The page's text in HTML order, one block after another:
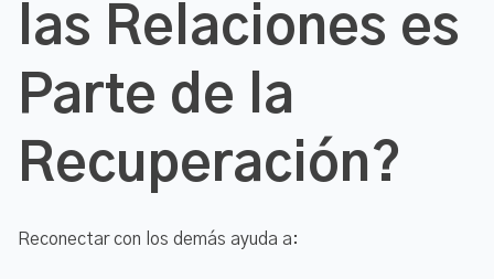
las Relaciones es
Parte de la
Recuperación?
Reconectar con los demás ayuda a: